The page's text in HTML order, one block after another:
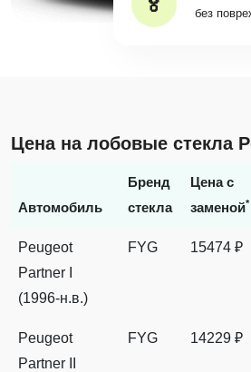
без
Цена на лобовые стекла
Автомобиль
Бренд
стекла
Цена с
заменой*
Peugeot
Partner I
(1996-н.в.)
FYG 15474 ₽
Peugeot
Partner II
FYG 14229 ₽